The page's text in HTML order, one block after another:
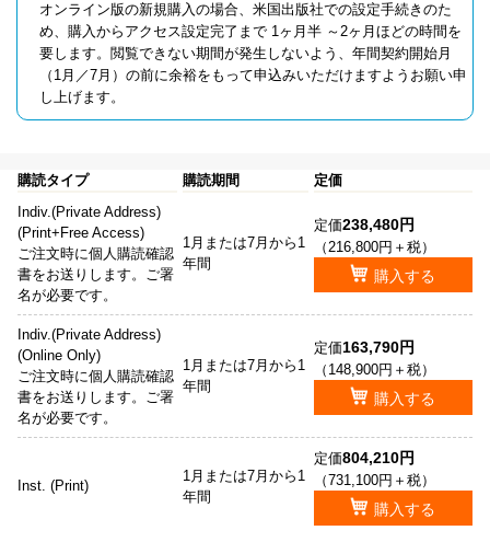
オンライン版の新規購入の場合、米国出版社での設定手続きのた
め、購入からアクセス設定完了まで 1ヶ月半 ～2ヶ月ほどの時間を
要します。閲覧できない期間が発生しないよう、年間契約開始月
（1月／7月）の前に余裕をもって申込みいただけますようお願い申
し上げます。
購読タイプ 購読期間
定価
Indiv.(Private Address)
(Print+Free Access)
ご注文時に個人購読確認
書をお送りします。ご署
名が必要です。
1月または7月から1
年間
定価238,480円
（216,800円＋税）
購入する
Indiv.(Private Address)
(Online Only)
ご注文時に個人購読確認
書をお送りします。ご署
名が必要です。
1月または7月から1
年間
定価163,790円
（148,900円＋税）
購入する
Inst. (Print)
1月または7月から1
年間
定価804,210円
（731,100円＋税）
購入する